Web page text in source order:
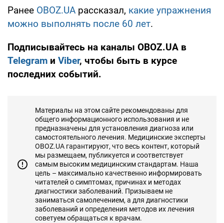
Ранее OBOZ.UA рассказал, какие упражнения
можно выполнять после 60 лет.
Подписывайтесь на каналы OBOZ.UA в
Telegram и Viber, чтобы быть в курсе
последних событий.
Материалы на этом сайте рекомендованы для
общего информационного использования и не
предназначены для установления диагноза или
самостоятельного лечения. Медицинские эксперты
OBOZ.UA гарантируют, что весь контент, который
мы размещаем, публикуется и соответствует
самым высоким медицинским стандартам. Наша
цель – максимально качественно информировать
читателей о симптомах, причинах и методах
диагностики заболеваний. Призываем не
заниматься самолечением, а для диагностики
заболеваний и определения методов их лечения
советуем обращаться к врачам.